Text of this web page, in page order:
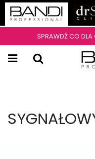
SPRAWDŹ CO DLA